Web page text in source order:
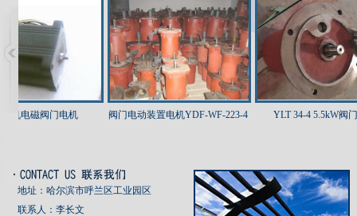
电磁阀门电机 阀门电动装置电机YDF-WF-223-4 YLT 34-4 5.5kW阀门
地址：哈尔滨市呼兰区工业园区
联系人：李长文